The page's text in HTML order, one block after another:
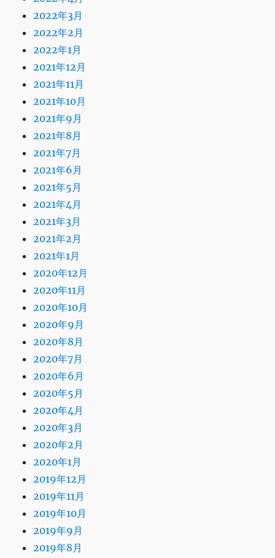
2022年3月
2022年2月
2022年1月
2021年12月
2021年11月
2021年10月
2021年9月
2021年8月
2021年7月
2021年6月
2021年5月
2021年4月
2021年3月
2021年2月
2021年1月
2020年12月
2020年11月
2020年10月
2020年9月
2020年8月
2020年7月
2020年6月
2020年5月
2020年4月
2020年3月
2020年2月
2020年1月
2019年12月
2019年11月
2019年10月
2019年9月
2019年8月